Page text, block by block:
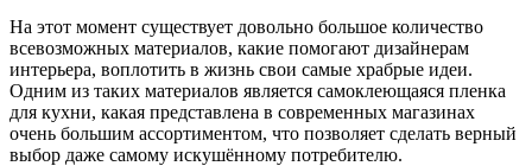
На этот момент существует довольно большое количество
всевозможных материалов, какие помогают дизайнерам
интерьера, воплотить в жизнь свои самые храбрые идеи.
Одним из таких материалов является самоклеющаяся пленка
для кухни, какая представлена в современных магазинах
очень большим ассортиментом, что позволяет сделать верный
выбор даже самому искушённому потребителю.